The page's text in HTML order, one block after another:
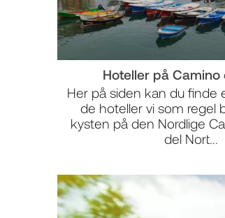
Hoteller på Camino
Her på siden kan du finde
de hoteller vi som regel
kysten på den Nordlige
del Nort...